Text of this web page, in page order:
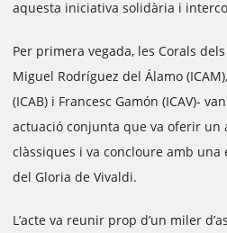
aquesta iniciativa solidària i
Per primera vegada, les Corals
Miguel Rodríguez del Álamo
(ICAB) i Francesc Gamón (ICAV)-
actuació conjunta que va oferir un
clàssiques i va concloure amb
del Gloria de Vivaldi.
L’acte va reunir prop d’un miler